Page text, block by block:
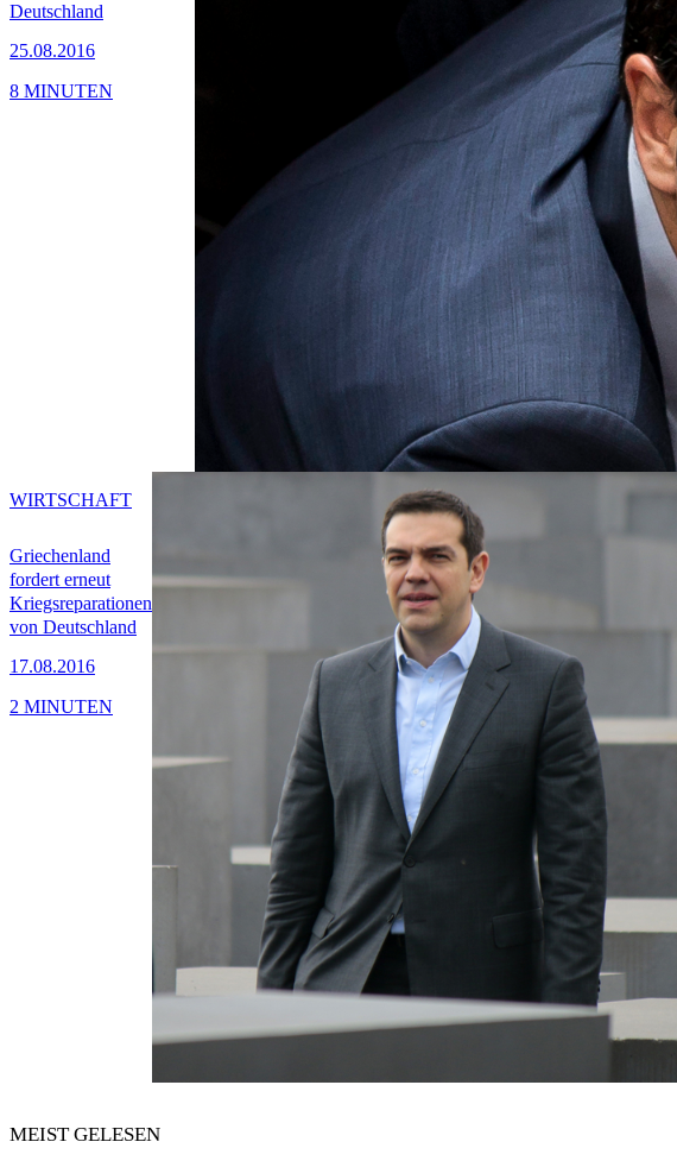
Deutschland
25.08.2016
8 MINUTEN
Griechenland
fordert erneut
Kriegsreparationen
von Deutschland
17.08.2016
WIRTSCHAFT
2 MINUTEN
MEIST GELESEN